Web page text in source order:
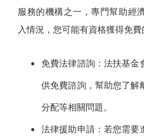
服務的機構之一，專門幫助經
入情況，您可能有資格獲得免費
免費法律諮詢：法扶基金
供免費諮詢，幫助您了解
分配等相關問題。
法律援助申請：若您需要